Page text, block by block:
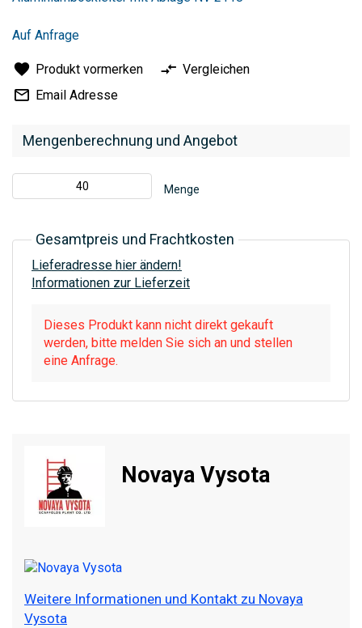
springen
Mengenberechnung und Angebot
Menge
Gesamtpreis und Frachtkosten
Lieferadresse hier ändern!
Informationen zur Lieferzeit
Dieses Produkt kann nicht direkt gekauft
werden, bitte melden Sie sich an und stellen
eine Anfrage.
Novaya Vysota
Weitere Informationen und Kontakt zu Novaya
Vysota
Auf Anfrage
Produkt vormerken
Vergleichen
Email Adresse